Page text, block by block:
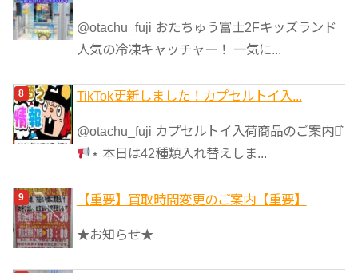
@otachu_fuji おたちゅう富士2Fキッズランド
人気の冷凍キャッチャー！ 一気に...
TikTok更新しました！カプセルトイ入...
@otachu_fuji カプセルトイ入荷商品のご案内⋆͛
⋆ 本日は42種類入れ替えしま...
【重要】買取時間変更のご案内【重要】
★お知らせ★